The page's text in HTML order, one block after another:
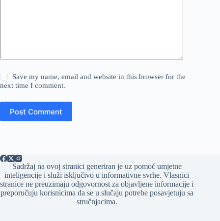
Save my name, email and website in this browser for the
next time I comment.
Post Comment
Sadržaj na ovoj stranici generiran je uz pomoć umjetne
inteligencije i služi isključivo u informativne svrhe. Vlasnici
stranice ne preuzimaju odgovornost za objavljene informacije i
preporučuju korisnicima da se u slučaju potrebe posavjetuju sa
stručnjacima.